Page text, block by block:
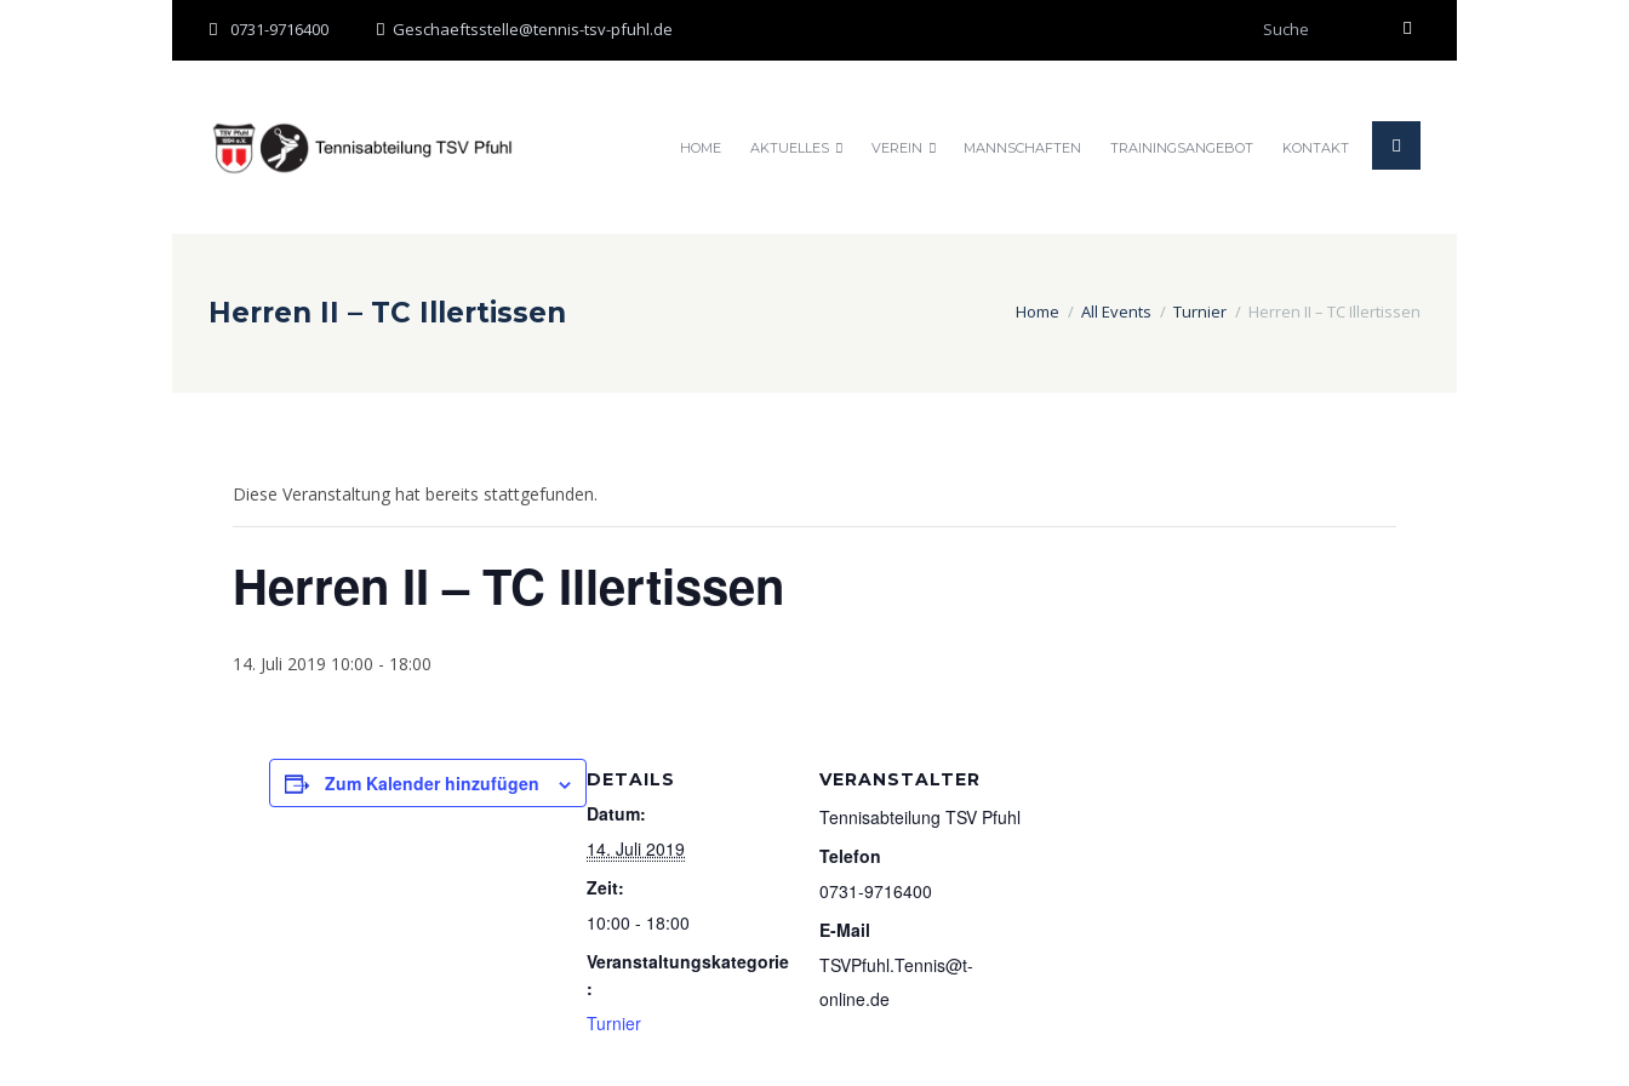
0731-9716400 Geschaeftsstelle@tennis-tsv-pfuhl.de
HOME AKTUELLES VEREIN MANNSCHAFTEN TRAININGSANGEBOT KONTAKT
Herren II – TC Illertissen Home All Events Turnier Herren II – TC Illertissen
Diese Veranstaltung hat bereits stattgefunden.
Herren II – TC Illertissen
14. Juli 2019 10:00 - 18:00
Zum Kalender hinzufügen DETAILS
Datum:
14. Juli 2019
Zeit:
10:00 - 18:00
Veranstaltungskategorie
:
Turnier
VERANSTALTER
Tennisabteilung TSV Pfuhl
Telefon
0731-9716400
E-Mail
TSVPfuhl.Tennis@t-
online.de